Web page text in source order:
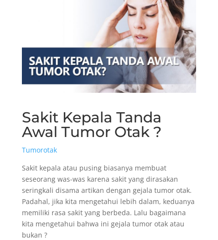
Sakit Kepala Tanda
Awal Tumor Otak ?
Tumorotak
Sakit kepala atau pusing biasanya membuat
seseorang was-was karena sakit yang dirasakan
seringkali disama artikan dengan gejala tumor otak.
Padahal, jika kita mengetahui lebih dalam, keduanya
memiliki rasa sakit yang berbeda. Lalu bagaimana
kita mengetahui bahwa ini gejala tumor otak atau
bukan ?